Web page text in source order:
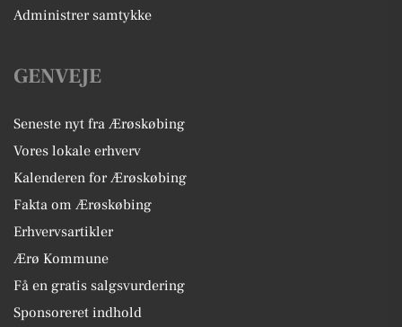
Administrer samtykke
GENVEJE
Seneste nyt fra Ærøskøbing
Vores lokale erhverv
Kalenderen for Ærøskøbing
Fakta om Ærøskøbing
Erhvervsartikler
Ærø Kommune
Få en gratis salgsvurdering
Sponsoreret indhold